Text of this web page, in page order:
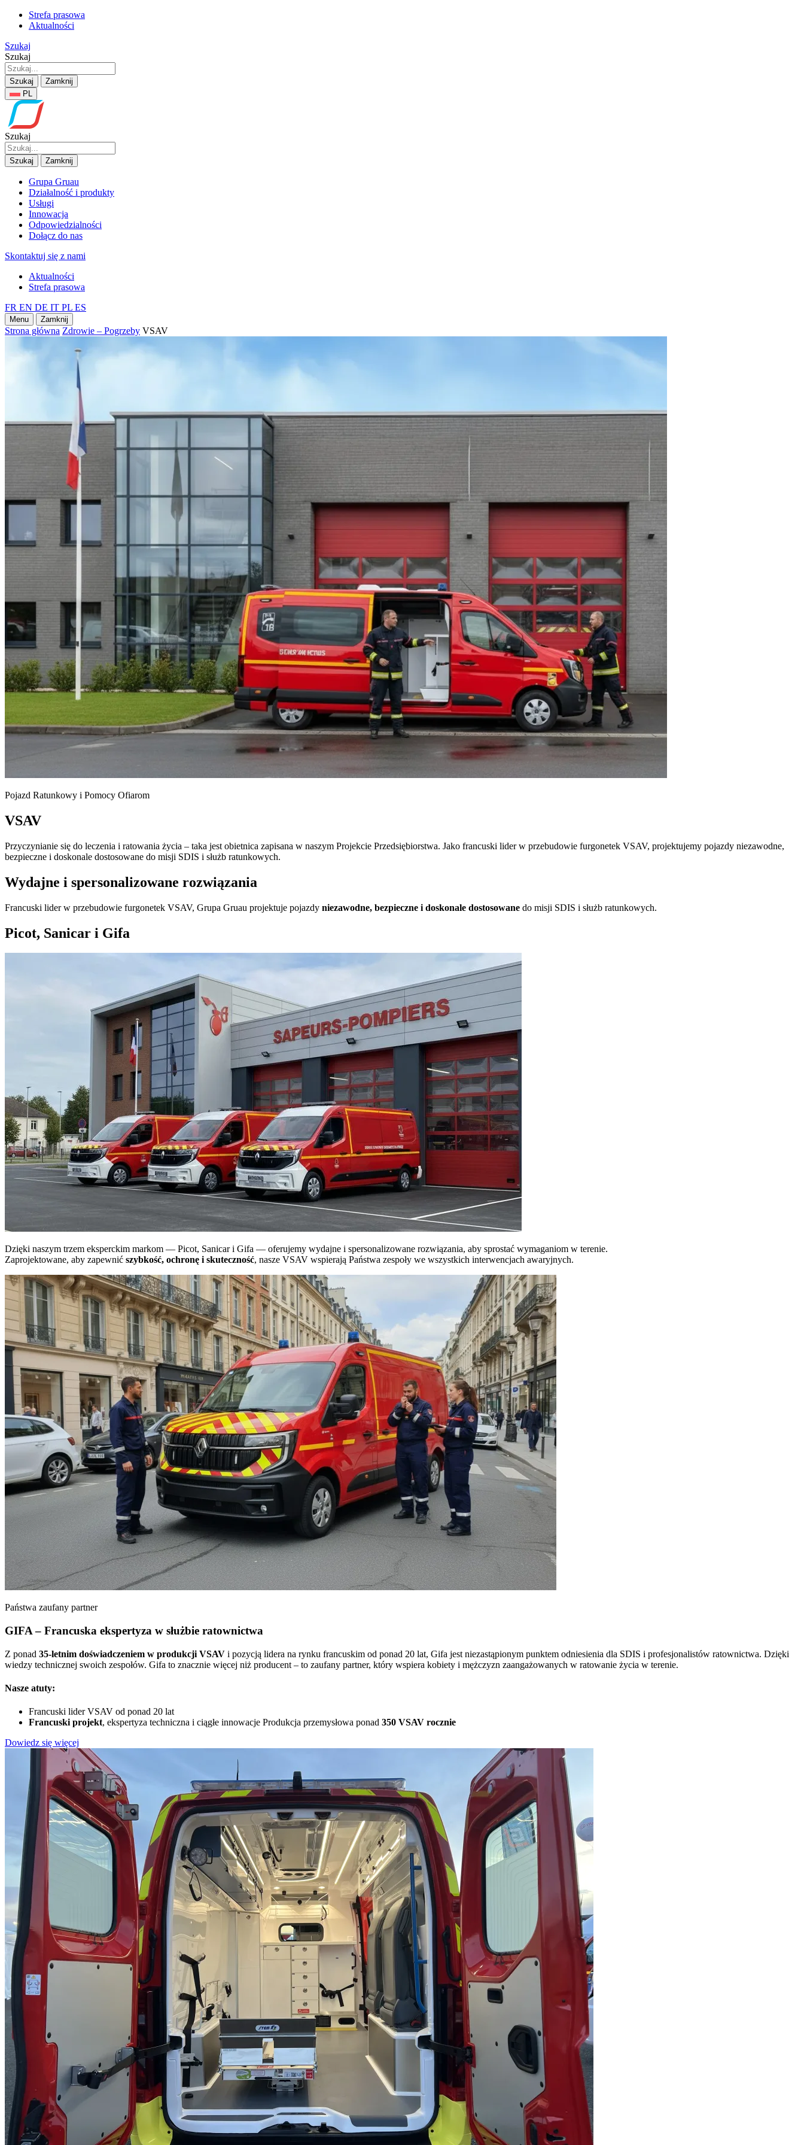
Strefa prasowa
Aktualności
Szukaj
Szukaj
Szukaj
Zamknij
PL
Szukaj
Szukaj Zamknij
Grupa Gruau
Działalność i produkty
Usługi
Innowacja
Odpowiedzialności
Dołącz do nas
Skontaktuj się z nami
Aktualności
Strefa prasowa
FR EN DE IT PL ES
Menu Zamknij
Strona główna Zdrowie – Pogrzeby VSAV
Pojazd Ratunkowy i Pomocy Ofiarom
VSAV
Przyczynianie się do leczenia i ratowania życia – taka jest obietnica zapisana w naszym Projekcie Przedsiębiorstwa. Jako francuski lider w przebudowie furgonetek VSAV, projektujemy pojazdy niezawodne,
bezpieczne i doskonale dostosowane do misji SDIS i służb ratunkowych.
Wydajne i spersonalizowane rozwiązania
Francuski lider w przebudowie furgonetek VSAV, Grupa Gruau projektuje pojazdy niezawodne, bezpieczne i doskonale dostosowane do misji SDIS i służb ratunkowych.
Picot, Sanicar i Gifa
Dzięki naszym trzem eksperckim markom — Picot, Sanicari Gifa — oferujemy wydajne i spersonalizowane rozwiązania, aby sprostać wymaganiom w terenie.
Zaprojektowane, aby zapewnić szybkość, ochronę i skuteczność, nasze VSAV wspierają Państwa zespoły we wszystkich interwencjach awaryjnych.
Państwa zaufany partner
GIFA – Francuska ekspertyza w służbie ratownictwa
Z ponad 35-letnim doświadczeniem w produkcji VSAV i pozycją lidera na rynku francuskim od ponad 20 lat, Gifa jest niezastąpionym punktem odniesienia dla SDIS i profesjonalistów ratownictwa. Dzięki
wiedzy technicznej swoich zespołów. Gifa to znacznie więcej niż producent – to zaufany partner, który wspiera kobiety i mężczyzn zaangażowanych w ratowanie życia w terenie.
Nasze atuty:
Francuski lider VSAV od ponad 20 lat
Francuski projekt, ekspertyza techniczna i ciągłe innowacje Produkcja przemysłowa ponad 350 VSAV rocznie
Dowiedz się więcej